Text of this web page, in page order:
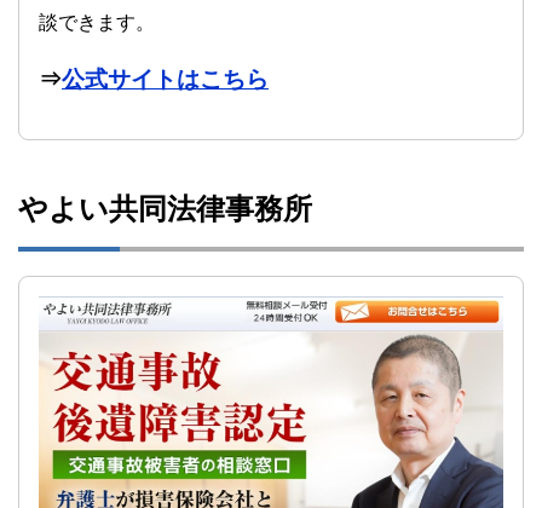
談できます。
⇒公式サイトはこちら
やよい共同法律事務所